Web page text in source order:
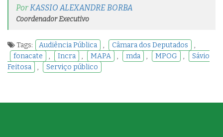
PorKASSIO ALEXANDRE BORBA
Coordenador Executivo
Tags: Audiência Pública , Câmara dos Deputados
,
fonacate
, Incra , MAPA , mda , MPOG ,
Sávio
Feitosa
, Serviço público